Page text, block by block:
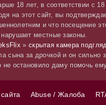
18 лет, в соответствии с 18
на этот сайт, вы
и что посещение
нарушает местные законы.
» скрытая камера
сына за дрочкой и он сильно
не остановило даму помочь
Abuse / Жалоба